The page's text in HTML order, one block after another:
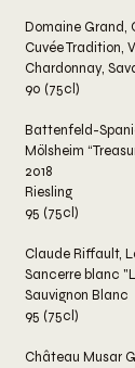
Domaine Grand,
Cuvée Tradition,
Chardonnay,
90 (75cl)
Battenfeld-
Mölsheim
2018
Riesling
95 (75cl)
Claude Riffault,
Sancerre blanc
Sauvignon Blanc
95 (75cl)
Château Musar